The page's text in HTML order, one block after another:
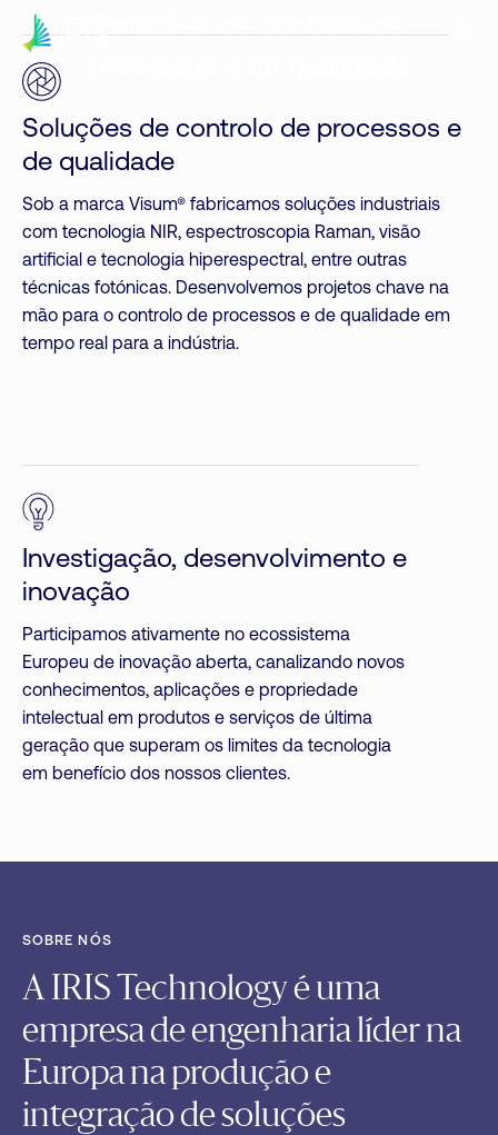
Soluções de controlo de
Soluções de controlo de processos e
de qualidade
Sob a marca Visum® fabricamos soluções industriais
com tecnologia NIR, espectroscopia Raman, visão
artificial e tecnologia hiperespectral, entre outras
técnicas fotónicas. Desenvolvemos projetos chave na
mão para o controlo de processos e de qualidade em
tempo real para a indústria.
Investigação, desenvolvimento e
inovação
Participamos ativamente no ecossistema
Europeu de inovação aberta, canalizando novos
conhecimentos, aplicações e propriedade
intelectual em produtos e serviços de última
geração que superam os limites da tecnologia
em benefício dos nossos clientes.
SOBRE NÓS
A IRIS Technology é uma
empresa de engenharia líder na
Europa na produção e
integração de soluções